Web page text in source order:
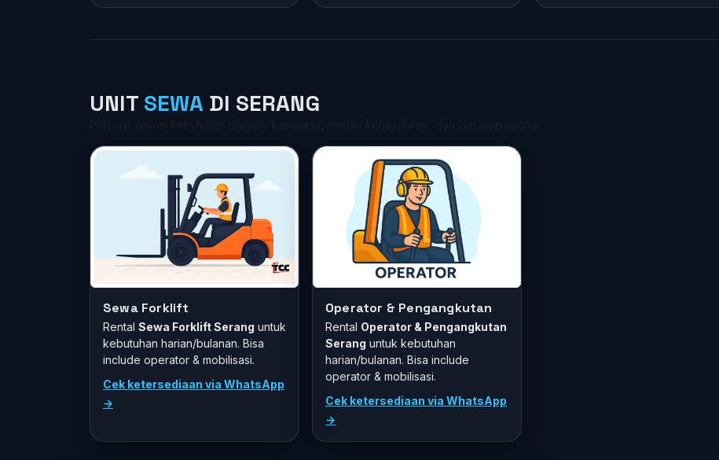
UNIT SEWADI SERANG
Sewa Forklift
Rental Sewa Forklift Serang untuk
kebutuhan harian/bulanan. Bisa
include operator & mobilisasi.
Cek ketersediaan via WhatsApp
→
Operator & Pengangkutan
Rental Operator & Pengangkutan
Serang untuk kebutuhan
harian/bulanan. Bisa include
operator & mobilisasi.
Cek ketersediaan via WhatsApp
→